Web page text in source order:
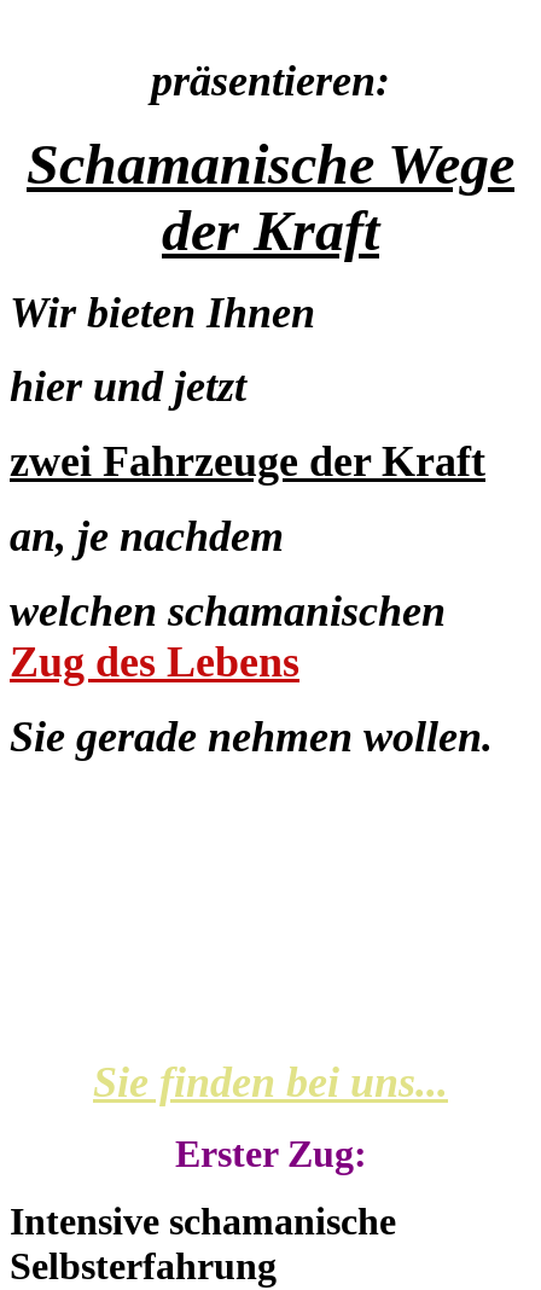
präsentieren:
Schamanische Wege
der Kraft
Wir bieten Ihnen
hier und jetzt
zwei Fahrzeuge der Kraft
an, je nachdem
welchen schamanischen
Zug des Lebens
Sie gerade nehmen wollen.
Sie finden bei uns...
Erster Zug:
Intensive schamanische
Selbsterfahrung